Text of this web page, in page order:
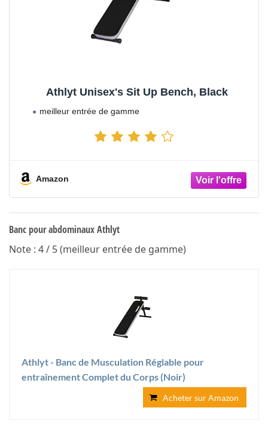
Athlyt Unisex's Sit Up Bench, Black
meilleur entrée de gamme
Amazon
Banc pour abdominaux Athlyt
Note : 4 / 5 (meilleur entrée de gamme)
Athlyt - Banc de Musculation Réglable pour
entraînement Complet du Corps (Noir)
Acheter sur Amazon